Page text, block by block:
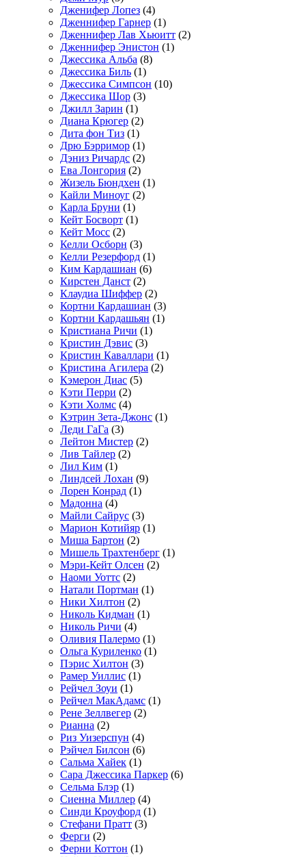
Дженифер Лопез (4)
Дженнифер Гарнер (1)
Дженнифер Лав Хьюитт (2)
Дженнифер Энистон (1)
Джессика Альба (8)
Джессика Биль (1)
Джессика Симпсон (10)
Джессика Шор (3)
Джилл Зарин (1)
Диана Крюгер (2)
Дита фон Тиз (1)
Дрю Бэрримор (1)
Дэниз Ричардс (2)
Ева Лонгория (2)
Жизель Бюндхен (1)
Кайли Миноуг (2)
Карла Бруни (1)
Кейт Босворт (1)
Кейт Мосс (2)
Келли Осборн (3)
Келли Резерфорд (1)
Ким Кардашиан (6)
Кирстен Данст (2)
Клаудиа Шиффер (2)
Кортни Кардашиан (3)
Кортни Кардашьян (1)
Кристиана Ричи (1)
Кристин Дэвис (3)
Кристин Каваллари (1)
Кристина Агилера (2)
Кэмерон Диас (5)
Кэти Перри (2)
Кэти Холмс (4)
Кэтрин Зета-Джонс (1)
Леди ГаГа (3)
Лейтон Мистер (2)
Лив Тайлер (2)
Лил Ким (1)
Линдсей Лохан (9)
Лорен Конрад (1)
Мадонна (4)
Майли Сайрус (3)
Марион Котийяр (1)
Миша Бартон (2)
Мишель Трахтенберг (1)
Мэри-Кейт Олсен (2)
Наоми Уоттс (2)
Натали Портман (1)
Ники Хилтон (2)
Николь Кидман (1)
Николь Ричи (4)
Оливия Палермо (1)
Ольга Куриленко (1)
Пэрис Хилтон (3)
Рамер Уиллис (1)
Рейчел Зоуи (1)
Рейчел МакАдамс (1)
Рене Зеллвегер (2)
Рианна (2)
Риз Уизерспун (4)
Рэйчел Билсон (6)
Сальма Хайек (1)
Сара Джессика Паркер (6)
Сельма Блэр (1)
Сиенна Миллер (4)
Синди Кроуфорд (1)
Стефани Пратт (3)
Ферги (2)
Ферни Коттон (1)